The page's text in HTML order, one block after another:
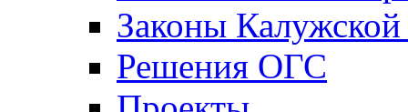
Законы Калужской
Решения ОГС